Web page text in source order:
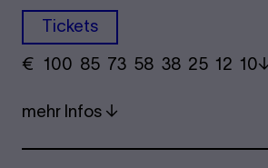
Tickets
€ ​ 100 85 73​ 58 38 25​ 12 10
mehr Infos